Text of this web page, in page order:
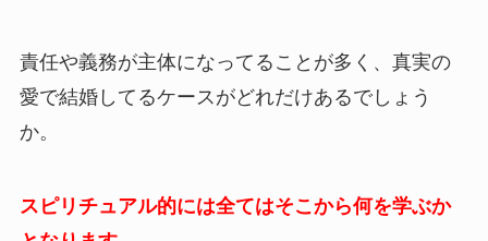
責任や義務が主体になってることが多く、真実の
愛で結婚してるケースがどれだけあるでしょう
か。
スピリチュアル的には全てはそこから何を学ぶか